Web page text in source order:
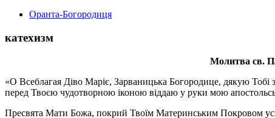
Оранта-Богородиця
катехизм
Молитва св.
«О Всеблагая Діво Маріє, Зарваницька Богородице, дякую Тобі
перед Твоєю чудотворною іконою віддаю у руки мою
Пресвята Мати Божа, покрий Твоїм Материнським Покровом